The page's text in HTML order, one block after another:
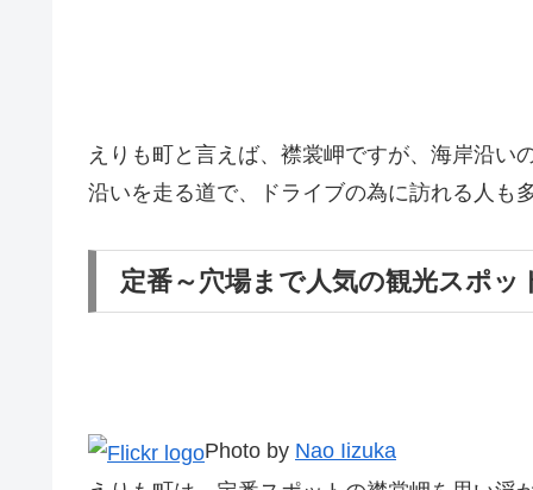
えりも町と言えば、襟裳岬ですが、海岸沿
沿いを走る道で、ドライブの為に訪れる人も
定番～穴場まで人気の観光スポッ
Photo by Nao Iizuka